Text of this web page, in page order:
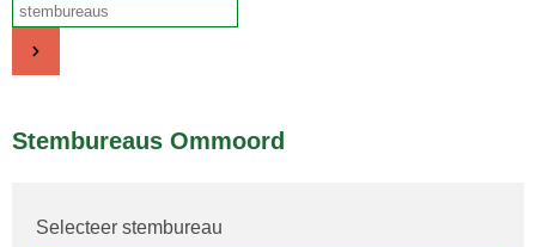
Stembureaus Ommoord
Selecteer stembureau